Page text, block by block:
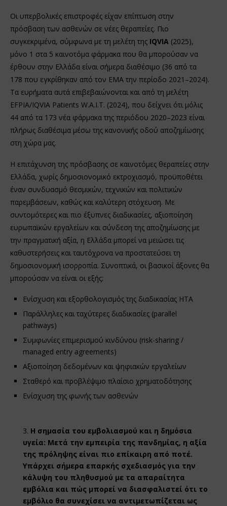
Οι υπερβολικές επιστροφές είχαν επίπτωση στην
πρόσβαση των ασθενών σε νέες θεραπείες. Πιο
συγκεκριμένα, σύμφωνα με τη μελέτη της IQVIA (2025),
μόνο 1 στα 5 καινοτόμα φάρμακα που θα μπορούσαν να
έρθουν στην Ελλάδα είναι σήμερα διαθέσιμο (36 από τα
178 που εγκρίθηκαν από τον ΕΜΑ την περίοδο 2021–2024).
Τα ευρήματα αυτά επιβεβαιώνονται και από τη μελέτη
EFPIA/IQVIA Patients W.A.I.T. (2024), που δείχνει ότι μόλις
44 από τα 173 νέα φάρμακα της περιόδου 2020–2023 είναι
πλήρως διαθέσιμα μέσω της κανονικής οδού αποζημίωσης
στη χώρα μας.
Η επιτάχυνση της πρόσβασης σε καινοτόμες θεραπείες στην
Ελλάδα, χωρίς δημοσιονομικό εκτροχιασμό, προϋποθέτει
έναν συνδυασμό θεσμικών, τεχνικών και πολιτικών
παρεμβάσεων, καθώς και καλύτερη στόχευση. Με
συντομότερες και πιο έξυπνες διαδικασίες, αξιοποίηση
ευρωπαϊκών εργαλείων και σύνδεση της αποζημίωσης με
την πραγματική αξία, η Ελλάδα μπορεί να μειώσει τις
καθυστερήσεις και ταυτόχρονα να προστατεύσει τη
δημοσιονομική ισορροπία. Συνοπτικά, οι βασικοί άξονες θα
μπορούσαν να είναι οι εξής:
Ενίσχυση και εξορθολογισμός της διαδικασίας HTA
Παράλληλες και ταχύτερες διαδικασίες (parallel
pathways)
Συμφωνίες επιμερισμού κινδύνου (risk-sharing /
managed entry agreements)
Αξιοποίηση δεδομένων και ψηφιακών εργαλείων
Σταθερό και προβλέψιμο πλαίσιο χρηματοδότησης
Ενίσχυση της φωνής των ασθενών
3. Η σημασία του εμβολιασμού και η δημόσια
υγεία: Μετά την εμπειρία της πανδημίας, η αξία
της πρόληψης είναι πιο επίκαιρη από ποτέ.
Υπάρχει σήμερα επαρκής σχεδιασμός για την
κάλυψη του πληθυσμού με τα απαραίτητα
εμβόλια και πώς μπορεί να διασφαλιστεί ότι το
εμβόλιο θα συνεχίσει να αντιμετωπίζεται ως